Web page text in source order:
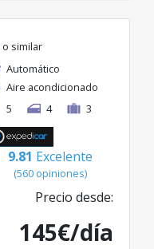
o similar
Automático
Aire acondicionado
5
4 3
9.81 Excelente
(560 opiniones)
Precio desde:
145€/día